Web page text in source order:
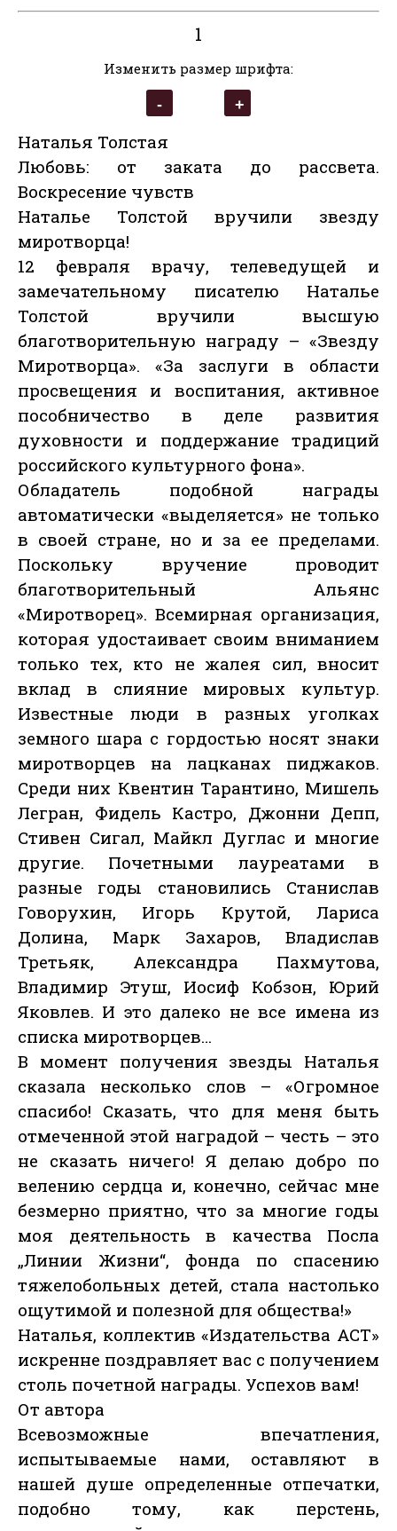
1
Изменить размер шрифта:
Наталья Толстая
Любовь: от заката до рассвета.
Воскресение чувств
Наталье Толстой вручили звезду
миротворца!
12 февраля врачу, телеведущей и
замечательному писателю Наталье
Толстой вручили высшую
благотворительную награду – «Звезду
Миротворца». «За заслуги в области
просвещения и воспитания, активное
пособничество в деле развития
духовности и поддержание традиций
российского культурного фона».
Обладатель подобной награды
автоматически «выделяется» не только
в своей стране, но и за ее пределами.
Поскольку вручение проводит
благотворительный Альянс
«Миротворец». Всемирная организация,
которая удостаивает своим вниманием
только тех, кто не жалея сил, вносит
вклад в слияние мировых культур.
Известные люди в разных уголках
земного шара с гордостью носят знаки
миротворцев на лацканах пиджаков.
Среди них Квентин Тарантино, Мишель
Легран, Фидель Кастро, Джонни Депп,
Стивен Сигал, Майкл Дуглас и многие
другие. Почетными лауреатами в
разные годы становились Станислав
Говорухин, Игорь Крутой, Лариса
Долина, Марк Захаров, Владислав
Третьяк, Александра Пахмутова,
Владимир Этуш, Иосиф Кобзон, Юрий
Яковлев. И это далеко не все имена из
списка миротворцев…
В момент получения звезды Наталья
сказала несколько слов – «Огромное
спасибо! Сказать, что для меня быть
отмеченной этой наградой – честь – это
не сказать ничего! Я делаю добро по
велению сердца и, конечно, сейчас мне
безмерно приятно, что за многие годы
моя деятельность в качества Посла
„Линии Жизни“, фонда по спасению
тяжелобольных детей, стала настолько
ощутимой и полезной для общества!»
Наталья, коллектив «Издательства АСТ»
искренне поздравляет вас с получением
столь почетной награды. Успехов вам!
От автора
Всевозможные впечатления,
испытываемые нами, оставляют в
нашей душе определенные отпечатки,
подобно тому, как перстень,